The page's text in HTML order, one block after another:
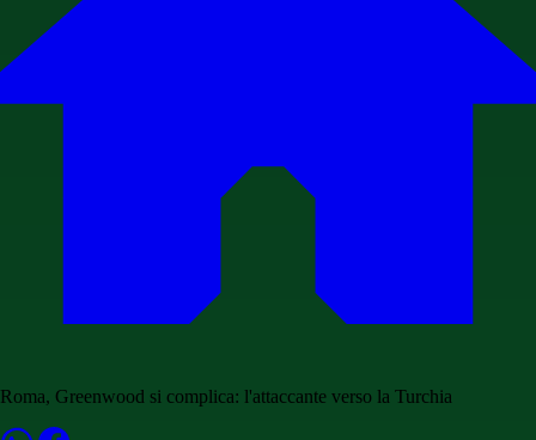
Roma, Greenwood si complica: l'attaccante verso la Turchia